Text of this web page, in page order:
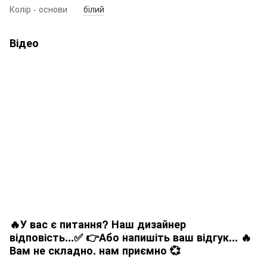
Колір - основи білий
Відео
🔥У вас є питання? Наш дизайнер
відповість...✅ 👉Або напишіть ваш відгук... 🔥
Вам не складно. нам приємно 💞